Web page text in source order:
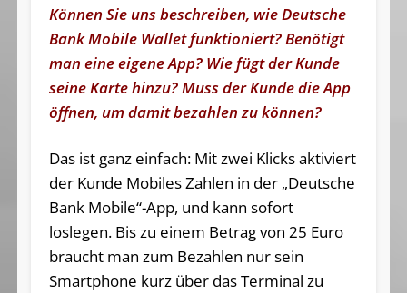
Können Sie uns beschreiben, wie Deutsche
Bank Mobile Wallet funktioniert? Benötigt
man eine eigene App? Wie fügt der Kunde
seine Karte hinzu? Muss der Kunde die App
öffnen, um damit bezahlen zu können?
Das ist ganz einfach: Mit zwei Klicks aktiviert
der Kunde Mobiles Zahlen in der „Deutsche
Bank Mobile“-App, und kann sofort
loslegen. Bis zu einem Betrag von 25 Euro
braucht man zum Bezahlen nur sein
Smartphone kurz über das Terminal zu